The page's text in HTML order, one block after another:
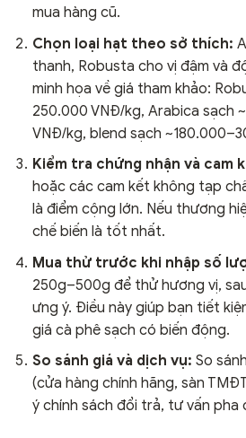
mua hàng cũ.
Chọn loại hạt theo sở thích:
thanh, Robusta cho vị đậm và
minh họa về giá tham khảo:
250.000 VNĐ/kg, Arabica sạch
VNĐ/kg, blend sạch
Kiểm tra chứng nhận và cam
hoặc các cam kết không tạp
là điểm cộng lớn. Nếu thương
chế biến là tốt nhất.
Mua thử trước khi nhập số
250g–500g để thử hương vị,
ưng ý. Điều này giúp bạn tiết
giá cà phê sạch có biến động.
So sánh giá và dịch vụ: So
(cửa hàng chính hãng, sàn
ý chính sách đổi trả, tư vấn pha